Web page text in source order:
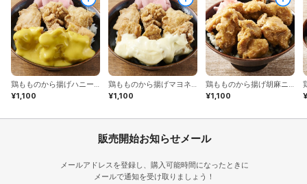
鶏もものから揚げハニーマスタード丼（串カツ田中）
¥1,100
鶏もものから揚げマヨネーズ丼（串カツ田中）
¥1,100
鶏もものから揚げ胡麻ニンニク塩ダレ丼（串カツ田中）
¥1,100
販売開始お知らせメール
メールアドレスを登録し、購入可能時間になったときに
メールで通知を受け取りましょう！